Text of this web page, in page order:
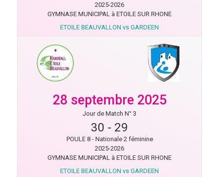
2025-2026
GYMNASE MUNICIPAL à ETOILE SUR RHONE
ETOILE BEAUVALLON vs GARDEEN
28 septembre 2025
Jour de Match N° 3
30 - 29
POULE 8 - Nationale 2 féminine
2025-2026
GYMNASE MUNICIPAL à ETOILE SUR RHONE
ETOILE BEAUVALLON vs GARDEEN